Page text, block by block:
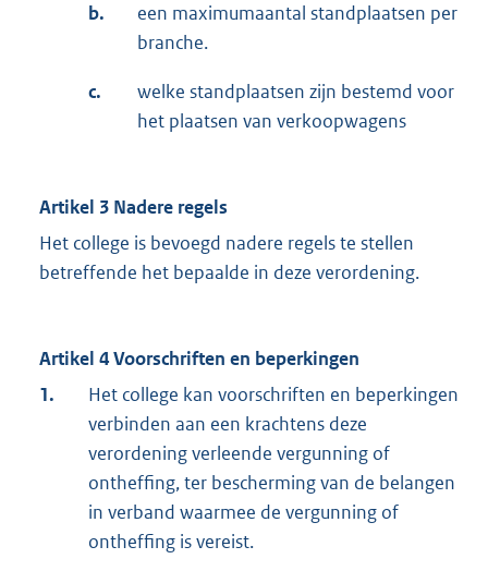
b.
een maximumaantal standplaatsen per
branche.
c.
welke standplaatsen zijn bestemd voor
het plaatsen van verkoopwagens
Artikel 3 Nadere regels
Het college is bevoegd nadere regels te stellen
betreffende het bepaalde in deze verordening.
Artikel 4 Voorschriften en beperkingen
1.
Het college kan voorschriften en beperkingen
verbinden aan een krachtens deze
verordening verleende vergunning of
ontheffing, ter bescherming van de belangen
in verband waarmee de vergunning of
ontheffing is vereist.